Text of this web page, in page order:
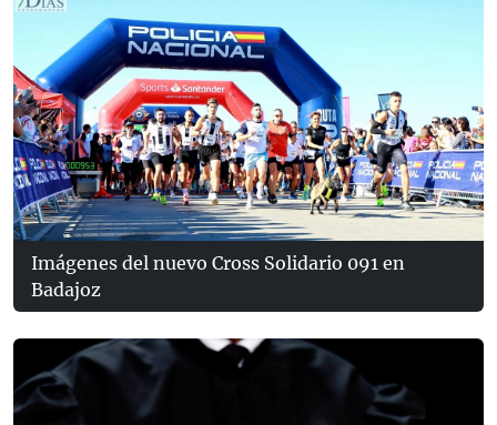
Imágenes del nuevo Cross Solidario 091 en
Badajoz